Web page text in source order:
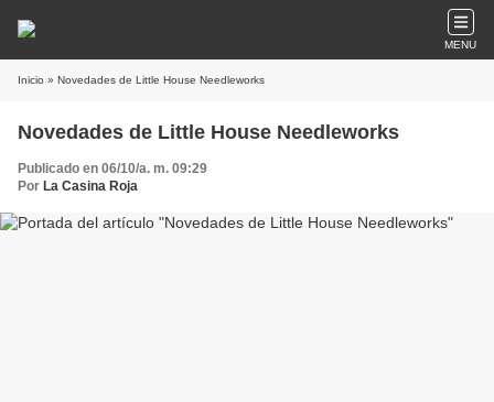
MENU
Inicio » Novedades de Little House Needleworks
Novedades de Little House Needleworks
Publicado en 06/10/a. m. 09:29
Por La Casina Roja